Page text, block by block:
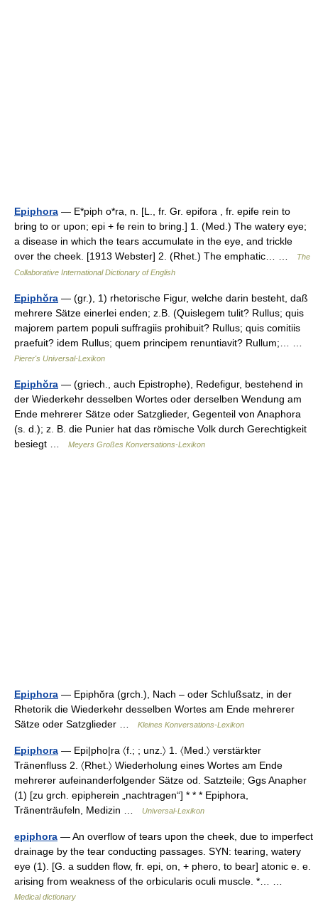
Epiphora — E*piph o*ra, n. [L., fr. Gr. epifora , fr. epife rein to
bring to or upon; epi + fe rein to bring.] 1. (Med.) The watery eye;
a disease in which the tears accumulate in the eye, and trickle
over the cheek. [1913 Webster] 2. (Rhet.) The emphatic… …
The
Collaborative International Dictionary of English
Epiphŏra — (gr.), 1) rhetorische Figur, welche darin besteht, daß
mehrere Sätze einerlei enden; z.B. (Quislegem tulit? Rullus; quis
majorem partem populi suffragiis prohibuit? Rullus; quis comitiis
praefuit? idem Rullus; quem principem renuntiavit? Rullum;… …
Pierer's Universal-Lexikon
Epiphŏra — (griech., auch Epistrophe), Redefigur, bestehend in
der Wiederkehr desselben Wortes oder derselben Wendung am
Ende mehrerer Sätze oder Satzglieder, Gegenteil von Anaphora
(s. d.); z. B. die Punier hat das römische Volk durch Gerechtigkeit
besiegt …
Meyers Großes Konversations-Lexikon
Epiphora — Epiphŏra (grch.), Nach – oder Schlußsatz, in der
Rhetorik die Wiederkehr desselben Wortes am Ende mehrerer
Sätze oder Satzglieder …
Kleines Konversations-Lexikon
Epiphora — Epi|pho|ra 〈f.; ; unz.〉 1. 〈Med.〉 verstärkter
Tränenfluss 2. 〈Rhet.〉 Wiederholung eines Wortes am Ende
mehrerer aufeinanderfolgender Sätze od. Satzteile; Ggs Anapher
(1) [zu grch. epipherein „nachtragen“] * * * Epiphora,
Tränenträufeln, Medizin …
Universal-Lexikon
epiphora — An overflow of tears upon the cheek, due to imperfect
drainage by the tear conducting passages. SYN: tearing, watery
eye (1). [G. a sudden flow, fr. epi, on, + phero, to bear] atonic e. e.
arising from weakness of the orbicularis oculi muscle. *… …
Medical dictionary